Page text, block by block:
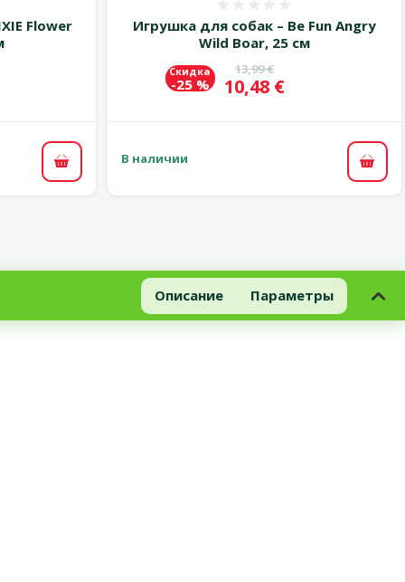
Flower
В корзину
Игрушка для собак – Be Fun Angry
Wild Boar, 25 см
Исходная цена
13,99 €
Цена
10,48 €
Скидка
-25 %
В наличии
В
Описание Параметры